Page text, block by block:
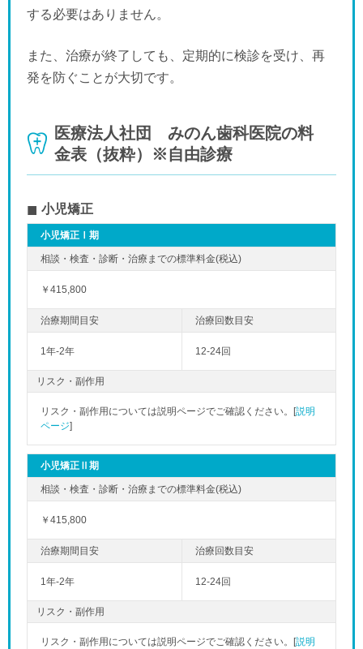
する必要はありません。
また、治療が終了しても、定期的に検診を受け、再
発を防ぐことが大切です。
医療法人社団 みのん歯科医院の料
金表（抜粋）※自由診療
小児矯正
小児矯正Ⅰ期
￥415,800
1年-2年 12-24回
リスク・副作用
リスク・副作用については説明ページでご確認ください。[説明
ページ]
小児矯正Ⅱ期
￥415,800
1年-2年 12-24回
リスク・副作用
リスク・副作用については説明ページでご確認ください。[説明